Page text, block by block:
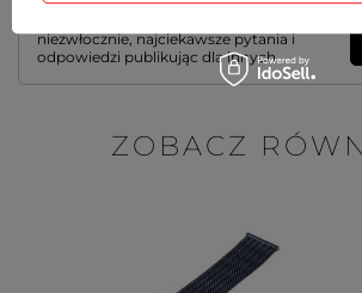
niezwłocznie, najciekawsze pytania i
odpowiedzi publikując dla innych.
ZOBACZ